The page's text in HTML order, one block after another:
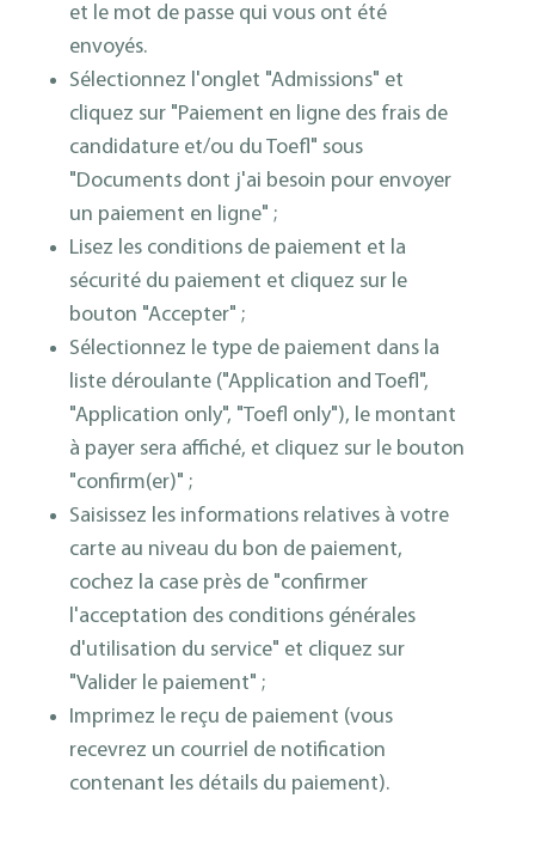
et le mot de passe qui vous ont été
envoyés.
Sélectionnez l'onglet "Admissions" et
cliquez sur "Paiement en ligne des frais de
candidature et/ou du Toefl" sous
"Documents dont j'ai besoin pour envoyer
un paiement en ligne" ;
Lisez les conditions de paiement et la
sécurité du paiement et cliquez sur le
bouton "Accepter" ;
Sélectionnez le type de paiement dans la
liste déroulante ("Application and Toefl",
"Application only", "Toefl only"), le montant
à payer sera affiché, et cliquez sur le bouton
"confirm(er)" ;
Saisissez les informations relatives à votre
carte au niveau du bon de paiement,
cochez la case près de "confirmer
l'acceptation des conditions générales
d'utilisation du service" et cliquez sur
"Valider le paiement" ;
Imprimez le reçu de paiement (vous
recevrez un courriel de notification
contenant les détails du paiement).